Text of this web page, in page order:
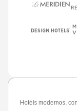
Hotéis modernos,